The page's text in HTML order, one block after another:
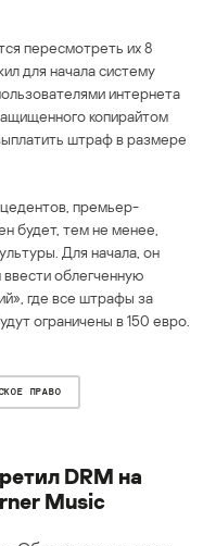
пересмотреть их 8
для начала систему
интернета
копирайтом
штраф в размере
премьер-
будет, тем не менее,
Для начала, он
облегченную
где все штрафы за
ограничены в 150 евро.
ПРАВО
DRM на
Music